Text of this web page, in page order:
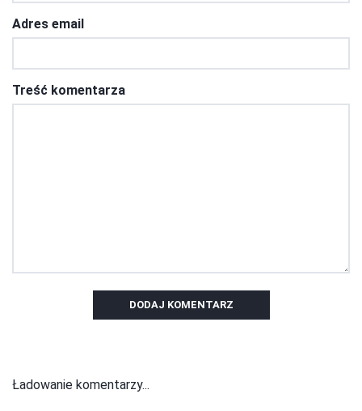
Adres email
Treść komentarza
DODAJ KOMENTARZ
Ładowanie komentarzy...